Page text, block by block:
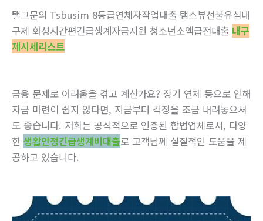
탤그문의 Tsbusim 8등급연체자작업대출 탬스뷰선불유심내
구제 화성시간편긴급생계자금지원 청소년소액급전대출 내구
제시세리스트
금융 문제로 어려움을 겪고 계신가요? 장기 연체 등으로 인해
자금 마련이 쉽지 않다면, 지금부터 걱정을 조금 내려놓으셔
도 좋습니다. 저희는 공식적으로 인증된 합법업체로서, 다양
한 생활안정긴급생계비대출로 고객님께 실질적인 도움을 제
공하고 있습니다.